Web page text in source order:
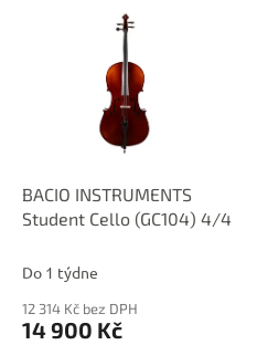
BACIO INSTRUMENTS
Student Cello (GC104) 4/4
Do 1 týdne
12 314 Kč bez DPH
14 900 Kč